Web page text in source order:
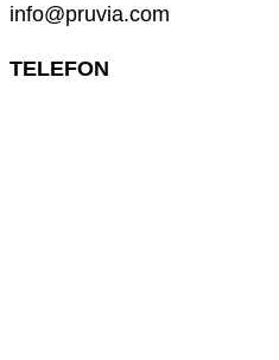
info@pruvia.com
TELEFON